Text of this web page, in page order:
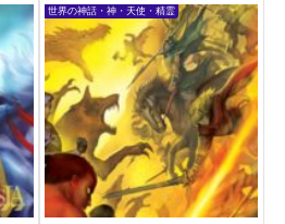
世界の神話・神・天使・精霊